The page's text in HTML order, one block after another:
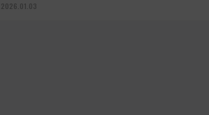
2026.01.03